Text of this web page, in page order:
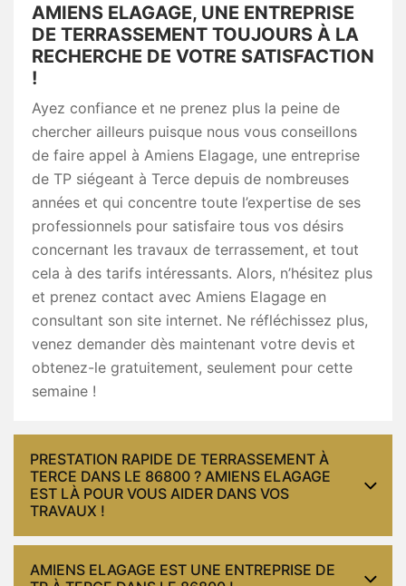
AMIENS ELAGAGE, UNE ENTREPRISE
DE TERRASSEMENT TOUJOURS À LA
RECHERCHE DE VOTRE SATISFACTION
!
Ayez confiance et ne prenez plus la peine de
chercher ailleurs puisque nous vous conseillons
de faire appel à Amiens Elagage, une entreprise
de TP siégeant à Terce depuis de nombreuses
années et qui concentre toute l’expertise de ses
professionnels pour satisfaire tous vos désirs
concernant les travaux de terrassement, et tout
cela à des tarifs intéressants. Alors, n’hésitez plus
et prenez contact avec Amiens Elagage en
consultant son site internet. Ne réfléchissez plus,
venez demander dès maintenant votre devis et
obtenez-le gratuitement, seulement pour cette
semaine !
PRESTATION RAPIDE DE TERRASSEMENT À
TERCE DANS LE 86800 ? AMIENS ELAGAGE
EST LÀ POUR VOUS AIDER DANS VOS
TRAVAUX !
AMIENS ELAGAGE EST UNE ENTREPRISE DE